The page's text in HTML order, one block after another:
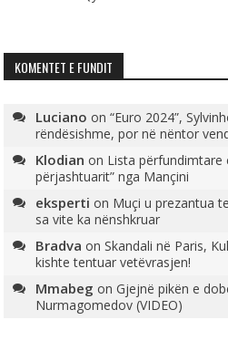
KOMENTET E FUNDIT
Luciano on“Euro 2024”,
rëndësishme, por në nëntor
Klodian on Lista përfundimtare
përjashtuarit” nga Mançini
eksperti on Muçi u prezantua
sa vite ka nënshkruar
Bradva onSkandali në Paris,
kishte tentuar vetëvrasjen!
Mmabeg onGjejnë pikën e
Nurmagomedov (VIDEO)